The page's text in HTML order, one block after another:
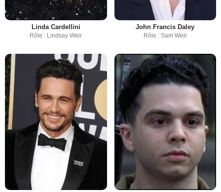
Linda Cardellini
Rôle : Lindsay Weir
John Francis Daley
Rôle : Sam Weir